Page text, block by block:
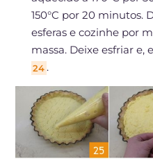
150°C por 20 minutos.
esferas e cozinhe por
massa. Deixe esfriar e,
24 .